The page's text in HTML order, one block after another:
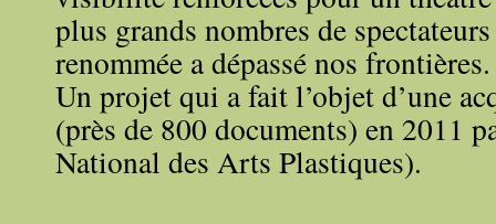
plus grands nombres de
renommée a dépassé nos frontières.
Un projet qui a fait l’objet d’une
(près de 800 documents) en 2011
National des Arts Plastiques).